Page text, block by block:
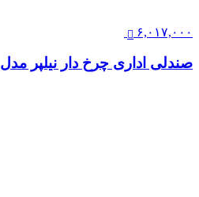
۶,۰۱۷,۰۰۰
صندلی اداری چرخ دار نیلپر مدل OCM113